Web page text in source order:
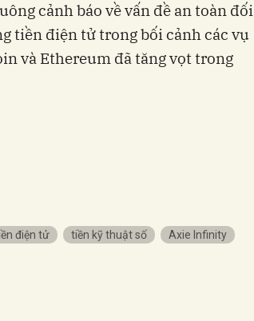
cảnh báo về vấn đề an toàn đối
tiền điện tử trong bối cảnh các vụ
và Ethereum đã tăng vọt trong
điện tử tiền kỹ thuật số Axie Infinity